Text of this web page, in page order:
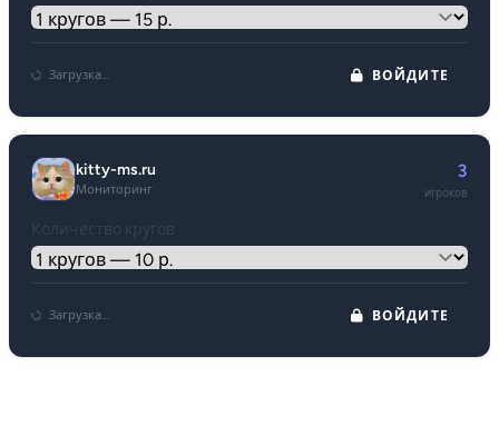
Загрузка... ВОЙДИТЕ
kitty-ms.ru
Мониторинг
3
игроков
Количество кругов
Загрузка... ВОЙДИТЕ